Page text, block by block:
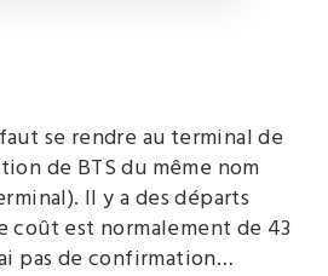
se rendre au terminal de
de BTS du même nom
Il y a des départs
coût est normalement de 43
pas de confirmation…